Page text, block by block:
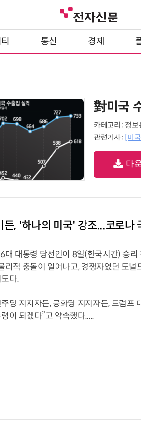
통신 경제
對미국
카테고리 : 정보
관련기사 : [미
다
든, '하나의 미국' 강조...코로나
대 대통령 당선인이 8일(한국시간) 승
리적 충돌이 일어나고, 경쟁자였던 도
다.
당 지지자든, 공화당 지지자든, 트럼
이 되겠다”고 약속했다.....